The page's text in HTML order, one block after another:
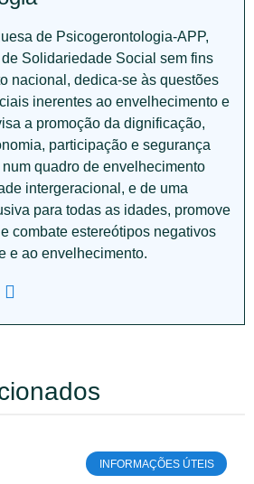
de Psicogerontologia-APP,
de Solidariedade Social sem fins
nacional, dedica-se às questões
inerentes ao envelhecimento e
a promoção da dignificação,
participação e segurança
quadro de envelhecimento
intergeracional, e de uma
para todas as idades, promove
combate estereótipos negativos
e ao envelhecimento.
INFORMAÇÕES ÚTEIS